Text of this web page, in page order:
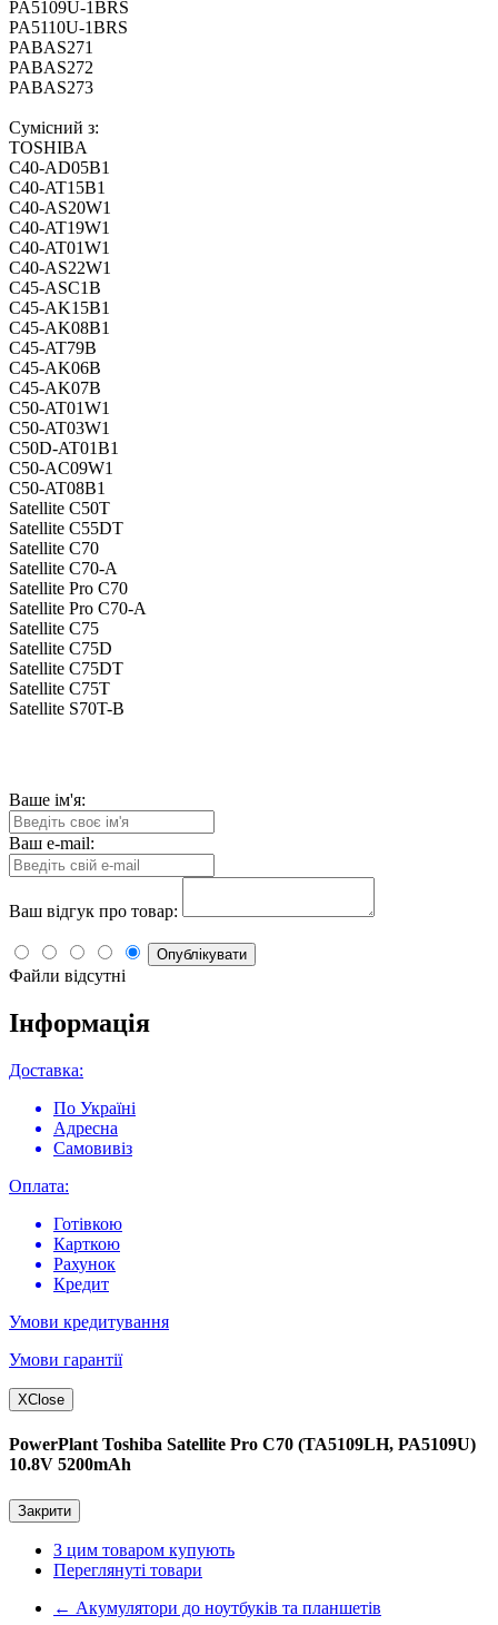
PA5109U-1BRS
PA5110U-1BRS
PABAS271
PABAS272
PABAS273
Сумісний з:
TOSHIBA
C40-AD05B1
C40-AT15B1
C40-AS20W1
C40-AT19W1
C40-AT01W1
C40-AS22W1
C45-ASC1B
C45-AK15B1
C45-AK08B1
C45-AT79B
C45-AK06B
C45-AK07B
C50-AT01W1
C50-AT03W1
C50D-AT01B1
C50-AC09W1
C50-AT08B1
Satellite C50T
Satellite C55DT
Satellite C70
Satellite C70-A
Satellite Pro C70
Satellite Pro C70-A
Satellite C75
Satellite C75D
Satellite C75DT
Satellite C75T
Satellite S70T-B
Ваше ім'я:
Ваш e-mail:
Ваш відгук про товар:
Опублікувати
Файли відсутні
Інформація
Доставка:
По Україні
Адресна
Самовивіз
Оплата:
Готівкою
Карткою
Рахунок
Кредит
Умови кредитування
Умови гарантії
XClose
PowerPlant Toshiba Satellite Pro C70 (TA5109LH, PA5109U)
10.8V 5200mAh
Закрити
З цим товаром купують
Переглянуті товари
← Акумулятори до ноутбуків та планшетів